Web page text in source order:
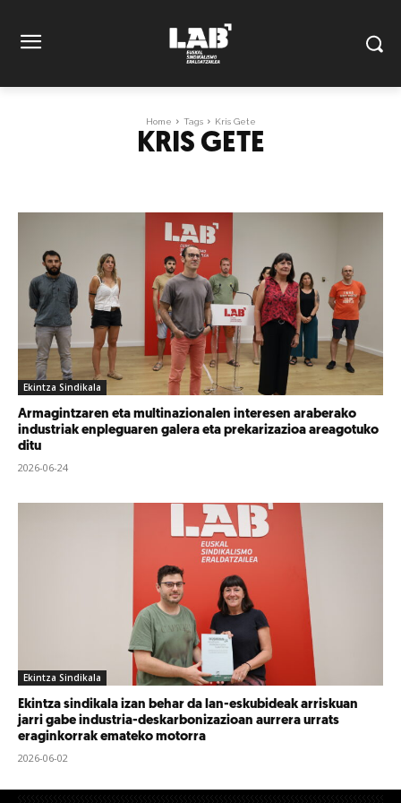
Home Tags Kris Gete
KRIS GETE
Ekintza Sindikala
Armagintzaren eta multinazionalen interesen araberako
industriak enpleguaren galera eta prekarizazioa areagotuko
ditu
2026-06-24
Ekintza Sindikala
Ekintza sindikala izan behar da lan-eskubideak arriskuan
jarri gabe industria-deskarbonizazioan aurrera urrats
eraginkorrak emateko motorra
2026-06-02